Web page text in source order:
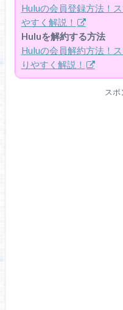
Huluの会員登録方法！
やすく解説！
Huluを解約する方法
Huluの会員解約方法！
りやすく解説！
スポ